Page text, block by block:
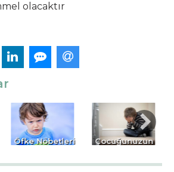
olacaktır
Öfke Nöbetleri
Çocuğunuzun